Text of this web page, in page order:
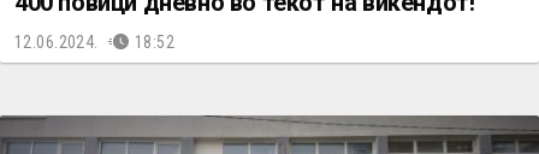
12.06.2024. 18:52